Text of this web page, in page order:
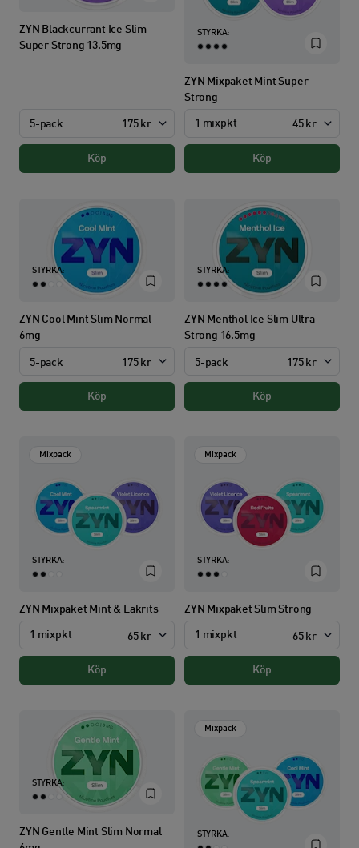
ZYN Blackcurrant Ice Slim
Super Strong 13.5mg
5-pack 175 kr
Köp
STYRKA:
ZYN Mixpaket Mint Super
Strong
1 mixpkt 45 kr
Köp
STYRKA:
ZYN Cool Mint Slim Normal
6mg
5-pack 175 kr
Köp
STYRKA:
ZYN Menthol Ice Slim Ultra
Strong 16.5mg
5-pack 175 kr
Köp
STYRKA:
ZYN Mixpaket Mint & Lakrits
Mixpack
1 mixpkt 65 kr
Köp
STYRKA:
ZYN Mixpaket Slim Strong
Mixpack
1 mixpkt 65 kr
Köp
STYRKA:
ZYN Gentle Mint Slim Normal
STYRKA:
Mixpack